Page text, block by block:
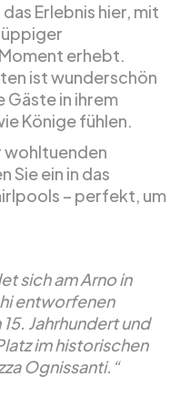
Erlebnis hier, mit
erhebt.
ist wunderschön
Gäste in ihrem
Könige fühlen.
wohltuenden
Sie ein in das
– perfekt, um
sich am Arno in
entworfenen
Jahrhundert und
im historischen
Ognissanti.“